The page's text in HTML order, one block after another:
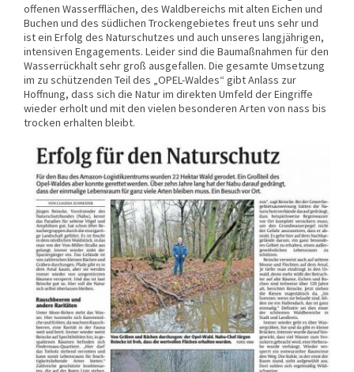
offenen Wasserfflächen, des Waldbereichs mit alten Eichen und
Buchen und des südlichen Trockengebietes freut uns sehr und
ist ein Erfolg des Naturschutzes und auch unseres langjährigen,
intensiven Engagements. Leider sind die Baumaßnahmen für den
Wasserrückhalt sehr groß ausgefallen. Die gesamte Umsetzung
im zu schützenden Teil des „OPEL-Waldes“ gibt Anlass zur
Hoffnung, dass sich die Natur im direkten Umfeld der Eingriffe
wieder erholt und mit den vielen besonderen Arten von nass bis
trocken erhalten bleibt.